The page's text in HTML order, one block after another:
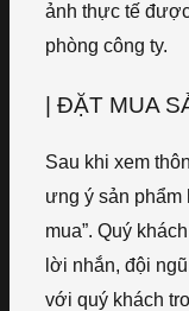
ảnh thực tế
phòng công ty.
| ĐẶT MUA
Sau khi xem
ưng ý sản phẩm
mua”. Quý
lời nhắn, đội
với quý khách